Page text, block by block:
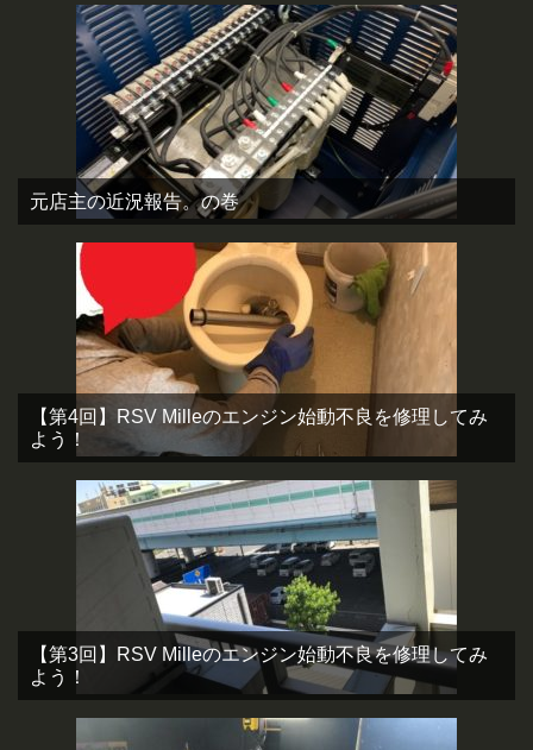
元店主の近況報告。の巻
【第4回】RSV Milleのエンジン始動不良を修理してみ
よう！
【第3回】RSV Milleのエンジン始動不良を修理してみ
よう！